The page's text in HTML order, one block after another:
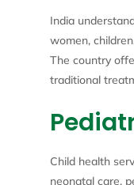
India
women,
The country
traditional
Child health
neonatal care,